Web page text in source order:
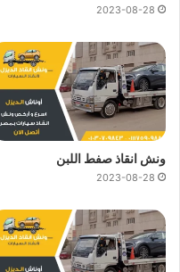
2023-08-28
ونش انقاذ صفط اللبن
2023-08-28